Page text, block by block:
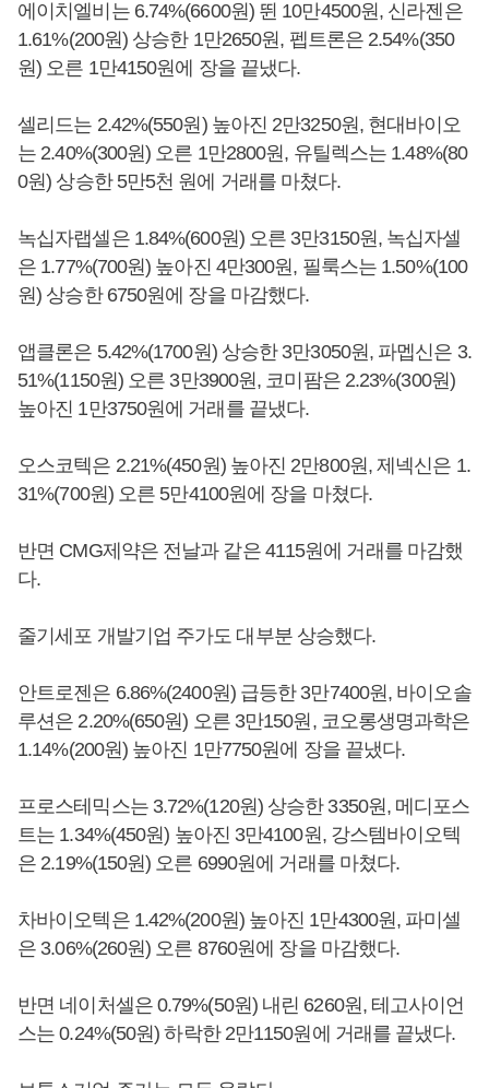
에이치엘비는 6.74%(6600원) 뛴 10만4500원, 신라젠은
1.61%(200원) 상승한 1만2650원, 펩트론은 2.54%(350
원) 오른 1만4150원에 장을 끝냈다.
셀리드는 2.42%(550원) 높아진 2만3250원, 현대바이오
는 2.40%(300원) 오른 1만2800원, 유틸렉스는 1.48%(80
0원) 상승한 5만5천 원에 거래를 마쳤다.
녹십자랩셀은 1.84%(600원) 오른 3만3150원, 녹십자셀
은 1.77%(700원) 높아진 4만300원, 필룩스는 1.50%(100
원) 상승한 6750원에 장을 마감했다.
앱클론은 5.42%(1700원) 상승한 3만3050원, 파멥신은 3.
51%(1150원) 오른 3만3900원, 코미팜은 2.23%(300원)
높아진 1만3750원에 거래를 끝냈다.
오스코텍은 2.21%(450원) 높아진 2만800원, 제넥신은 1.
31%(700원) 오른 5만4100원에 장을 마쳤다.
반면 CMG제약은 전날과 같은 4115원에 거래를 마감했
다.
줄기세포 개발기업 주가도 대부분 상승했다.
안트로젠은 6.86%(2400원) 급등한 3만7400원, 바이오솔
루션은 2.20%(650원) 오른 3만150원, 코오롱생명과학은
1.14%(200원) 높아진 1만7750원에 장을 끝냈다.
프로스테믹스는 3.72%(120원) 상승한 3350원, 메디포스
트는 1.34%(450원) 높아진 3만4100원, 강스템바이오텍
은 2.19%(150원) 오른 6990원에 거래를 마쳤다.
차바이오텍은 1.42%(200원) 높아진 1만4300원, 파미셀
은 3.06%(260원) 오른 8760원에 장을 마감했다.
반면 네이처셀은 0.79%(50원) 내린 6260원, 테고사이언
스는 0.24%(50원) 하락한 2만1150원에 거래를 끝냈다.